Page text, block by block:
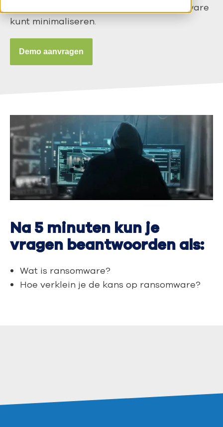
manieren waarop je de kans op ransomware
kunt minimaliseren.
Demo aanvragen
Na 5 minuten kun je
vragen beantwoorden als:
Wat is ransomware?
Hoe verklein je de kans op ransomware?